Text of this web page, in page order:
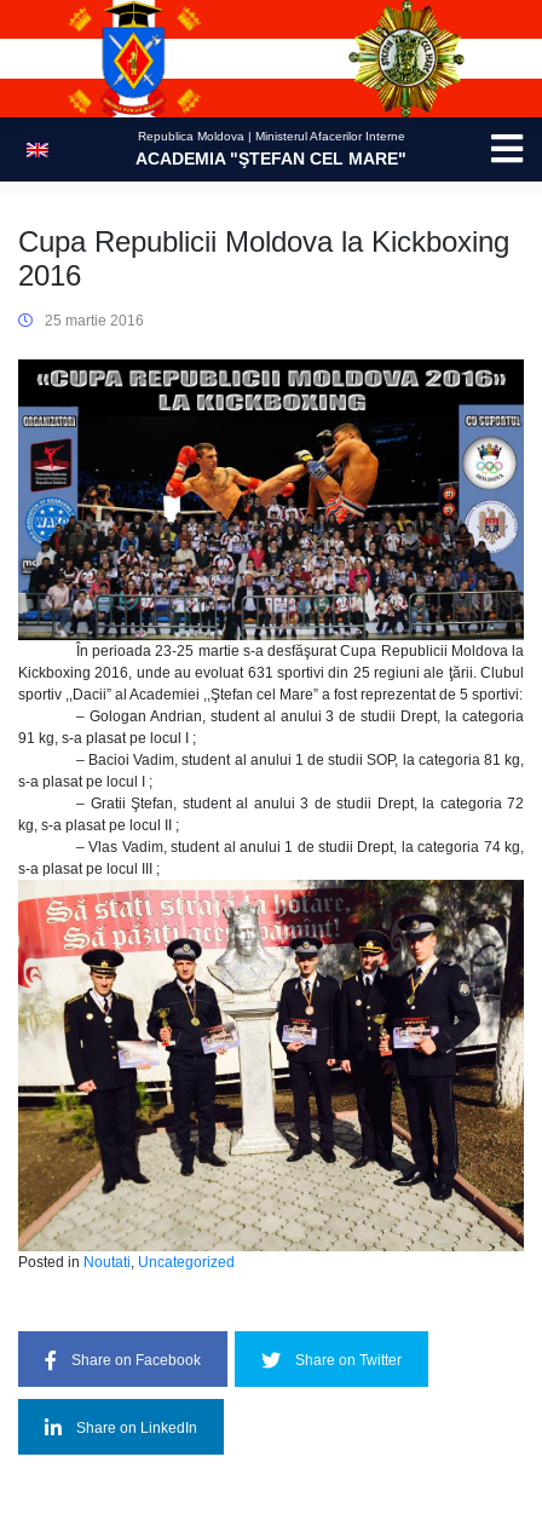
Republica Moldova | Ministerul Afacerilor Interne
ACADEMIA "ŞTEFAN CEL MARE"
Cupa Republicii Moldova la Kickboxing
2016
25 martie 2016
În perioada 23-25 martie s-a desfăşurat Cupa Republicii Moldova la
Kickboxing 2016, unde au evoluat 631 sportivi din 25 regiuni ale ţării. Clubul
sportiv ,,Dacii” al Academiei ,,Ştefan cel Mare” a fost reprezentat de 5 sportivi:
– Gologan Andrian, student al anului 3 de studii Drept, la categoria
91 kg, s-a plasat pe locul I ;
– Bacioi Vadim, student al anului 1 de studii SOP, la categoria 81 kg,
s-a plasat pe locul I ;
– Gratii Ştefan, student al anului 3 de studii Drept, la categoria 72
kg, s-a plasat pe locul II ;
– Vlas Vadim, student al anului 1 de studii Drept, la categoria 74 kg,
s-a plasat pe locul III ;
Posted in Noutati Uncategorized
Share on Facebook Share on Twitter
Share on LinkedIn